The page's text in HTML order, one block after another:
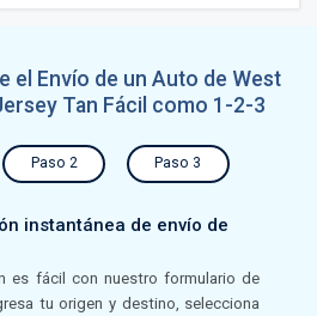
el Envío de un Auto de West
Tan Fácil como 1-2-3
Paso 2 Paso 3
instantánea de envío de
es fácil con nuestro formulario de
tu origen y destino, selecciona